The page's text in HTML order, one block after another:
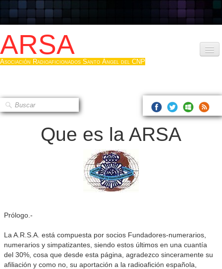
ARSA
Asociación Radioaficionados Santo Ángel del CNP
Que es la ARSA
Hacerse socio
Contacto
Que es la ARSA
Prólogo.-
La A.R.S.A. está compuesta por socios Fundadores-numerarios,
numerarios y simpatizantes, siendo estos últimos en una cuantía
del 30%, cosa que desde esta página, agradezco sinceramente su
afiliación y como no, su aportación a la radioafición española,